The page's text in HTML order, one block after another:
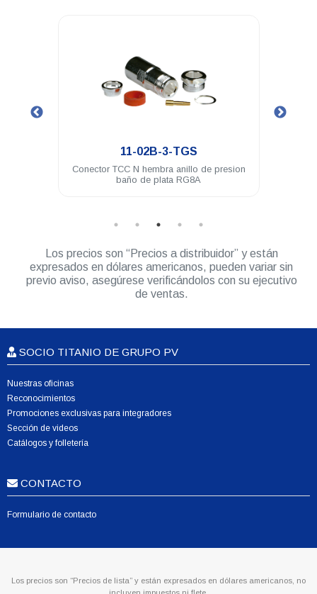
11-02B-3-TGS
Conector TCC N hembra anillo de presion
baño de plata RG8A
Los precios son “Precios a distribuidor” y están
expresados en dólares americanos, pueden variar sin
previo aviso, asegúrese verificándolos con su ejecutivo
de ventas.
SOCIO TITANIO DE GRUPO PV
Nuestras oficinas
Reconocimientos
Promociones exclusivas para integradores
Sección de videos
Catálogos y folletería
CONTACTO
Formulario de contacto
Los precios son “Precios de lista” y están expresados en dólares americanos, no